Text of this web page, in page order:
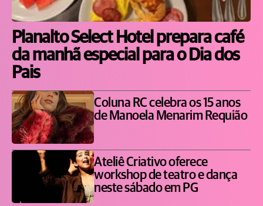
Planalto Select Hotel prepara café
da manhã especial para o Dia dos
Pais
Coluna RC celebra os 15 anos
de Manoela Menarim Requião
Ateliê Criativo oferece
workshop de teatro e dança
neste sábado em PG